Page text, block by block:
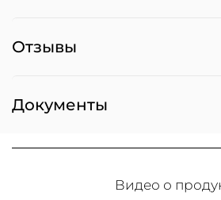
Отзывы
Документы
Видео о